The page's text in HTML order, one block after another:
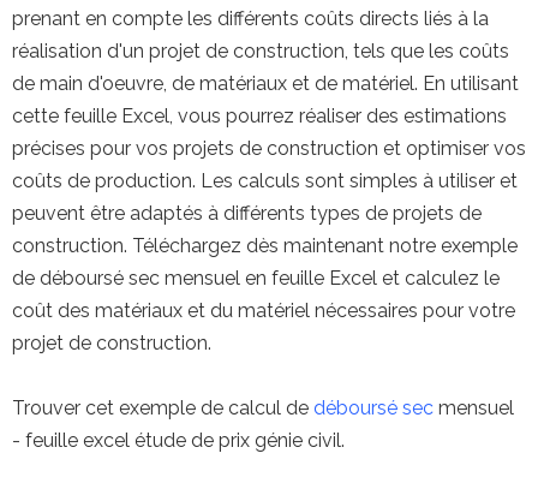
prenant en compte les différents coûts directs liés à la
réalisation d'un projet de construction, tels que les coûts
de main d'oeuvre, de matériaux et de matériel. En utilisant
cette feuille Excel, vous pourrez réaliser des estimations
précises pour vos projets de construction et optimiser vos
coûts de production. Les calculs sont simples à utiliser et
peuvent être adaptés à différents types de projets de
construction. Téléchargez dès maintenant notre exemple
de déboursé sec mensuel en feuille Excel et calculez le
coût des matériaux et du matériel nécessaires pour votre
projet de construction.
Trouver cet exemple de calcul de déboursé sec mensuel
- feuille excel étude de prix génie civil.